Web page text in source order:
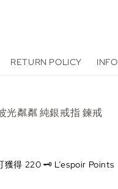
RETURN POLICY INFO
光粼粼 純銀戒指 鍊戒
獲得 220 🗝️ L’espoir Points